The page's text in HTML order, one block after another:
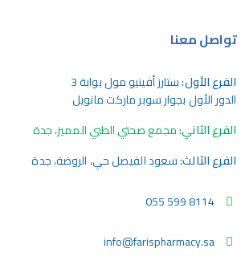
تواصل معنا
الفرع الأول:ستارز أفينيو مول بوابة 3
الدور الأول بجوار سوبر ماركت مانويل
الفرع الثاني:مجمع صحتي الطبي المميز، جدة
الفرع الثالث:سعود الفيصل حي، الروضة، جدة
055 599 8114
info@farispharmacy.sa